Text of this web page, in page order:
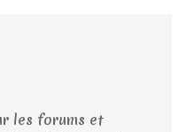
les forums et